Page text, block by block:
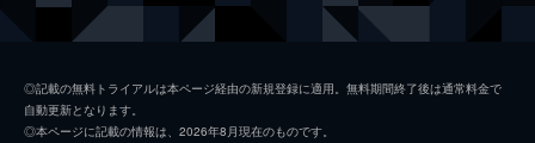
モリー・チェスター
脚本
◎記載の無料トライアルは本ページ経由の新規登録に適用。無料期間終了後は通常料金で
自動更新となります。
◎本ページに記載の情報は、2026年8月現在のものです。